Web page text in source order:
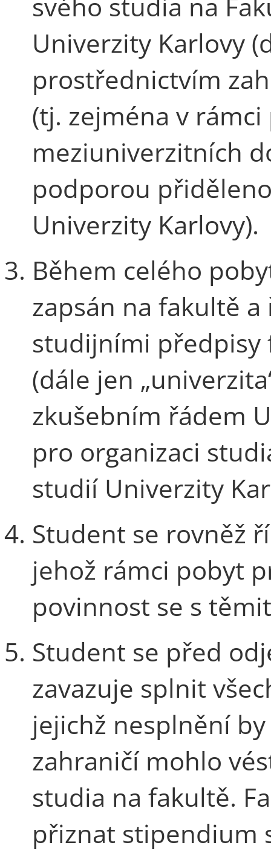
Univerzity Karlovy
prostřednictvím
(tj. zejména v
meziuniverzitních
podporou
Univerzity Karlovy).
Během celého
zapsán na fakultě
studijními předpisy
(dále jen
zkušebním řádem
pro organizaci
studií Univerzity
Student se rovněž
jehož rámci pobyt
povinnost se s
Student se před
zavazuje splnit
jejichž nesplnění
zahraničí mohlo
studia na fakultě.
přiznat stipendium